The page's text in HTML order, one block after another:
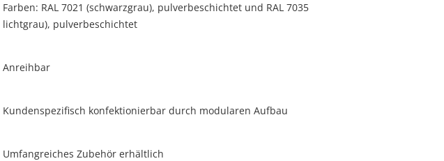
Farben: RAL 7021 (schwarzgrau), pulverbeschichtet und RAL 7035
lichtgrau), pulverbeschichtet
Anreihbar
Kundenspezifisch konfektionierbar durch modularen Aufbau
Umfangreiches Zubehör erhältlich